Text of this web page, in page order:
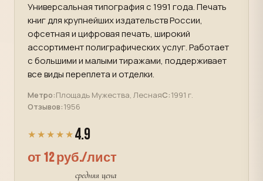
Универсальная типография с 1991 года. Печать
книг для крупнейших издательств России,
офсетная и цифровая печать, широкий
ассортимент полиграфических услуг. Работает
с большими и малыми тиражами, поддерживает
все виды переплета и отделки.
Метро:Площадь Мужества, ЛеснаяС:1991 г.
Отзывов:1956
★★★★★ 4.9
от 12 руб./лист
средняя цена